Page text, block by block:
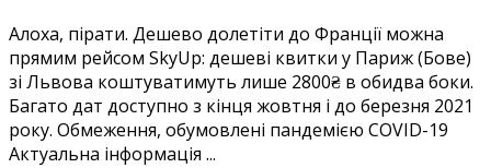
дат
у
жовтні-
березні
Алоха, пірати. Дешево долетіти до Франції можна
прямим рейсом SkyUp: дешеві квитки у Париж (Бове)
зі Львова коштуватимуть лише 2800₴ в обидва боки.
Багато дат доступно з кінця жовтня і до березня 2021
року. Обмеження, обумовлені пандемією COVID-19
Актуальна інформація ...